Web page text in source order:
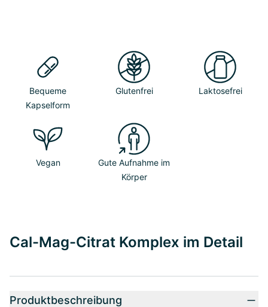
Bequeme
Kapselform
Glutenfrei Laktosefrei
Vegan
Gute Aufnahme im
Körper
Cal-Mag-Citrat Komplex im Detail
Produktbeschreibung